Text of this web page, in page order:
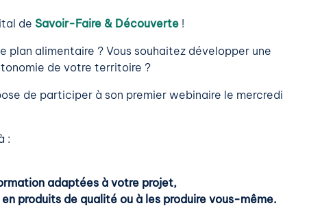
de Savoir-Faire & Découverte !
plan alimentaire ? Vous souhaitez développer une
de votre territoire ?
de participer à son premier webinaire le mercredi
:
adaptées à votre projet,
produits de qualité ou à les produire vous-même.